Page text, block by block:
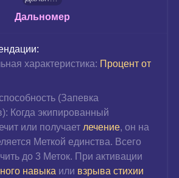
Дальномер
характеристика: Процент от
(Запевка
Когда экипированный
или получает лечение, он на
Меткой единства. Всего
до 3 Меток. При активации
навыка или взрыва стихии